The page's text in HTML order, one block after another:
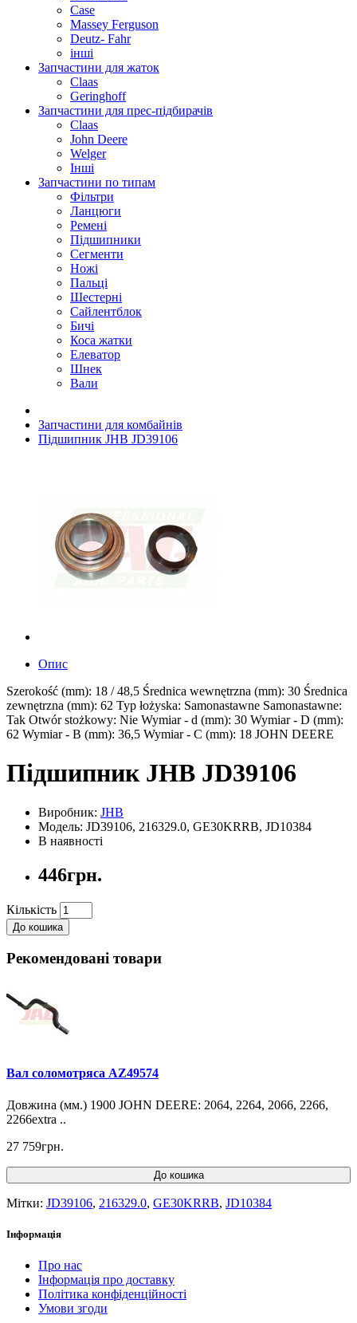
Case
Massey Ferguson
Deutz- Fahr
інші
Запчастини для жаток
Claas
Geringhoff
Запчастини для прес-підбирачів
Claas
John Deere
Welger
Інші
Запчастини по типам
Фільтри
Ланцюги
Ремені
Підшипники
Сегменти
Ножі
Пальці
Шестерні
Сайлентблок
Бичі
Коса жатки
Елеватор
Шнек
Вали
Запчастини для комбайнів
Підшипник JHB JD39106
Опис
Szerokość (mm): 18 / 48,5 Średnica wewnętrzna (mm): 30 Średnica
zewnętrzna (mm): 62 Typ łożyska: Samonastawne Samonastawne:
Tak Otwór stożkowy: Nie Wymiar - d (mm): 30 Wymiar - D (mm):
62 Wymiar - B (mm): 36,5 Wymiar - C (mm): 18 JOHN DEERE
Підшипник JHB JD39106
Виробник: JHB
Модель: JD39106, 216329.0, GE30KRRB, JD10384
В наявності
446грн.
Кількість
До кошика
Рекомендовані товари
Вал соломотряса AZ49574
Довжина (мм.) 1900 JOHN DEERE: 2064, 2264, 2066, 2266,
2266extra ..
27 759грн.
До кошика
Мітки: JD39106, 216329.0, GE30KRRB, JD10384
Інформація
Про нас
Інформація про доставку
Політика конфіденційності
Умови згоди